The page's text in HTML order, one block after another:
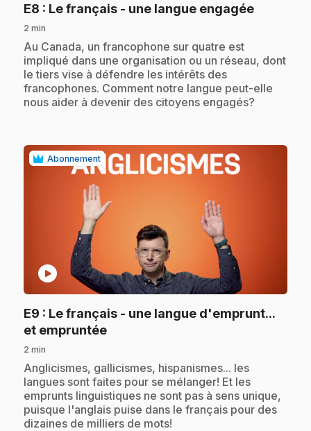
E8 : Le français - une langue engagée.
2 min
.Au Canada, un francophone sur quatre est
impliqué dans une organisation ou un réseau, dont
le tiers vise à défendre les intérêts des
francophones. Comment notre langue peut-elle
nous aider à devenir des citoyens engagés?
Abonnement
play_circle
E9 : Le français - une langue d'emprunt...
et empruntée.
2 min
.Anglicismes, gallicismes, hispanismes... les
langues sont faites pour se mélanger! Et les
emprunts linguistiques ne sont pas à sens unique,
puisque l'anglais puise dans le français pour des
dizaines de milliers de mots!